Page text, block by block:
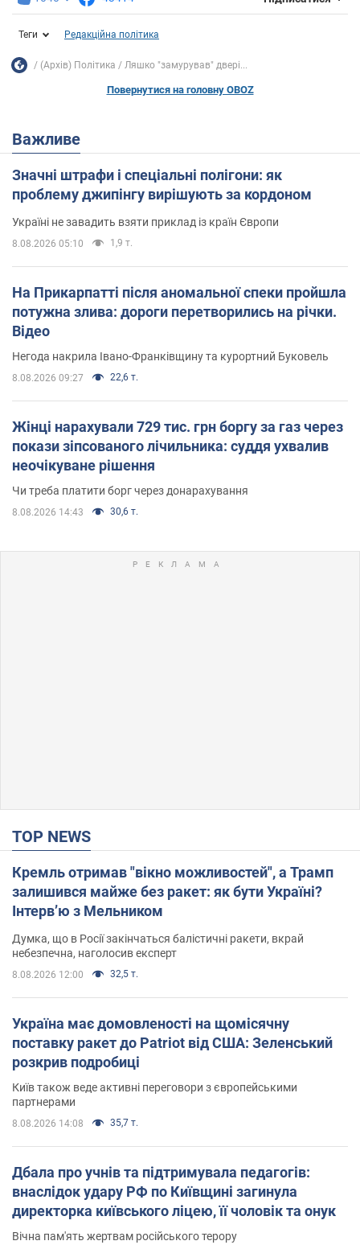
Теги Редакційна політика
(Архів) Політика Ляшко "замурував" двері...
Повернутися на головну OBOZ
Важливе
Значні штрафи і спеціальні полігони: як
проблему джипінгу вирішують за кордоном
Україні не завадить взяти приклад із країн Європи
8.08.2026 05:10 1,9 т.
На Прикарпатті після аномальної спеки пройшла
потужна злива: дороги перетворились на річки.
Відео
Негода накрила Івано-Франківщину та курортний Буковель
8.08.2026 09:27 22,6 т.
Жінці нарахували 729 тис. грн боргу за газ через
покази зіпсованого лічильника: суддя ухвалив
неочікуване рішення
Чи треба платити борг через донарахування
8.08.2026 14:43 30,6 т.
TOP NEWS
Кремль отримав "вікно можливостей", а Трамп
залишився майже без ракет: як бути Україні?
Інтерв’ю з Мельником
Думка, що в Росії закінчаться балістичні ракети, вкрай
небезпечна, наголосив експерт
8.08.2026 12:00 32,5 т.
Україна має домовленості на щомісячну
поставку ракет до Patriot від США: Зеленський
розкрив подробиці
Київ також веде активні переговори з європейськими
партнерами
8.08.2026 14:08 35,7 т.
Дбала про учнів та підтримувала педагогів:
внаслідок удару РФ по Київщині загинула
директорка київського ліцею, її чоловік та онук
Вічна пам'ять жертвам російського терору